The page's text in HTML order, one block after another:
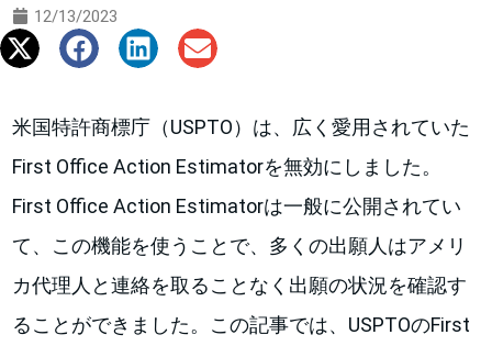
12/13/2023
米国特許商標庁（USPTO）は、広く愛用されていた
First Office Action Estimatorを無効にしました。
First Office Action Estimatorは一般に公開されてい
て、この機能を使うことで、多くの出願人はアメリ
カ代理人と連絡を取ることなく出願の状況を確認す
ることができました。この記事では、USPTOのFirst